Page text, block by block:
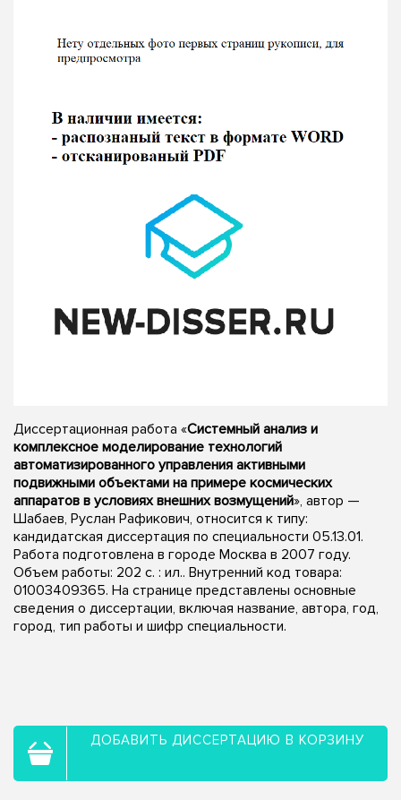
Диссертационная работа «Системный анализ и
комплексное моделирование технологий
автоматизированного управления активными
подвижными объектами на примере космических
аппаратов в условиях внешних возмущений», автор —
Шабаев, Руслан Рафикович, относится к типу:
кандидатская диссертация по специальности 05.13.01.
Работа подготовлена в городе Москва в 2007 году.
Объем работы: 202 с. : ил.. Внутренний код товара:
01003409365. На странице представлены основные
сведения о диссертации, включая название, автора, год,
город, тип работы и шифр специальности.
ДОБАВИТЬ ДИССЕРТАЦИЮ В КОРЗИНУ